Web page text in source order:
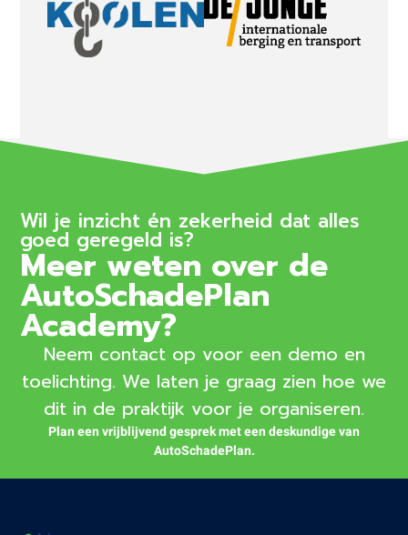
Wil je inzicht én zekerheid dat alles
goed geregeld is?
Meer weten over de
AutoSchadePlan
Academy?
Neem contact op voor een demo en
toelichting. We laten je graag zien hoe we
dit in de praktijk voor je organiseren.
Plan een vrijblijvend gesprek met een deskundige van
AutoSchadePlan.